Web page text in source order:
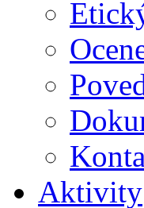
Aktivity